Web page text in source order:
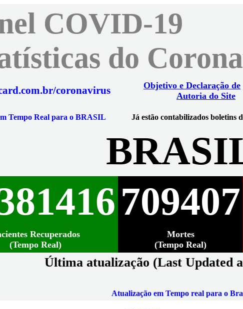
COVID-19
do
coronavirus
Objetivo e Declaração de
Autoria do Site
Tempo Real para o BRASIL Já estão contabilizados boletins
709407
Recuperados
(Tempo Real)
Mortes
(Tempo Real)
Última atualização (Last Updated
Atualização em Tempo real para o